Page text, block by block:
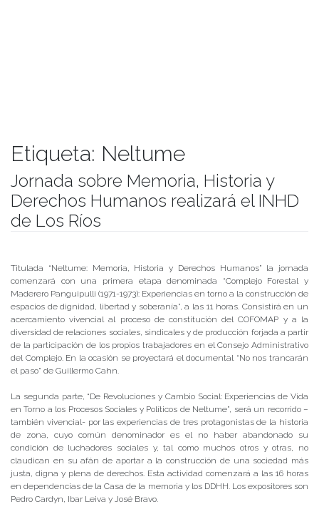
Etiqueta: Neltume
Jornada sobre Memoria, Historia y
Derechos Humanos realizará el INHD
de Los Ríos
Titulada “Neltume: Memoria, Historia y Derechos Humanos” la jornada
comenzará con una primera etapa denominada “Complejo Forestal y
Maderero Panguipulli (1971-1973): Experiencias en torno a la construcción de
espacios de dignidad, libertad y soberanía”, a las 11 horas. Consistirá en un
acercamiento vivencial al proceso de constitución del COFOMAP y a la
diversidad de relaciones sociales, sindicales y de producción forjada a partir
de la participación de los propios trabajadores en el Consejo Administrativo
del Complejo. En la ocasión se proyectará el documental “No nos trancarán
el paso” de Guillermo Cahn.
La segunda parte, “De Revoluciones y Cambio Social: Experiencias de Vida
en Torno a los Procesos Sociales y Políticos de Neltume”, será un recorrido –
también vivencial- por las experiencias de tres protagonistas de la historia
de zona, cuyo común denominador es el no haber abandonado su
condición de luchadores sociales y, tal como muchos otros y otras, no
claudican en su afán de aportar a la construcción de una sociedad más
justa, digna y plena de derechos. Esta actividad comenzará a las 16 horas
en dependencias de la Casa de la memoria y los DDHH. Los expositores son
Pedro Cardyn, Ibar Leiva y José Bravo.